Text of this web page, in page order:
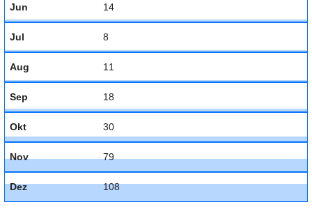
Jun 14
Jul 8
Aug 11
Sep 18
Okt 30
Nov 79
Dez 108